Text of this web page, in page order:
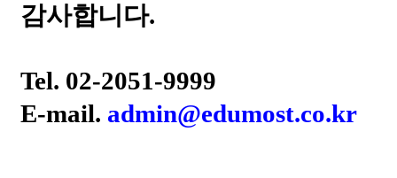
감사합니다.
Tel. 02-2051-9999
E-mail. admin@edumost.co.kr